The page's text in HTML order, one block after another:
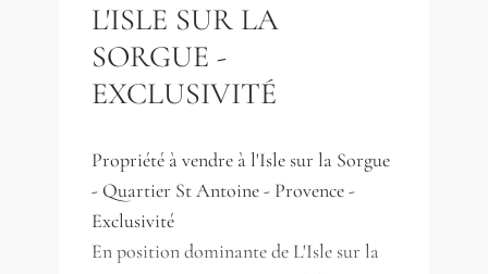
L'ISLE SUR LA
SORGUE -
EXCLUSIVITÉ
Propriété à vendre à l'Isle sur la Sorgue
- Quartier St Antoine - Provence -
Exclusivité
En position dominante de L'Isle sur la